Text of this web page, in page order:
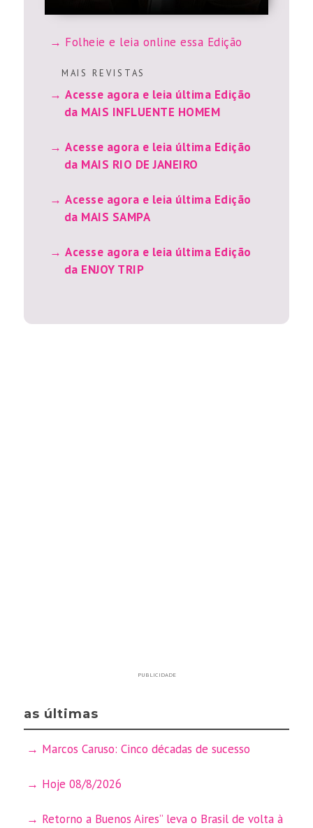
Folheie e leia online essa Edição
M A I S R E V I S T A S
Acesse agora e leia última Edição
da MAIS INFLUENTE HOMEM
Acesse agora e leia última Edição
da MAIS RIO DE JANEIRO
Acesse agora e leia última Edição
da MAIS SAMPA
Acesse agora e leia última Edição
da ENJOY TRIP
PUBLICIDADE
as últimas
Marcos Caruso: Cinco décadas de sucesso
Hoje 08/8/2026
Retorno a Buenos Aires” leva o Brasil de volta à